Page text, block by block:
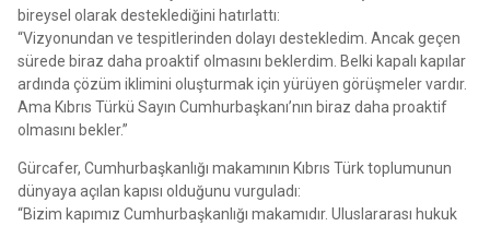
bireysel olarak desteklediğini hatırlattı:
“Vizyonundan ve tespitlerinden dolayı destekledim. Ancak geçen
sürede biraz daha proaktif olmasını beklerdim. Belki kapalı kapılar
ardında çözüm iklimini oluşturmak için yürüyen görüşmeler vardır.
Ama Kıbrıs Türkü Sayın Cumhurbaşkanı’nın biraz daha proaktif
olmasını bekler.”
Gürcafer, Cumhurbaşkanlığı makamının Kıbrıs Türk toplumunun
dünyaya açılan kapısı olduğunu vurguladı:
“Bizim kapımız Cumhurbaşkanlığı makamıdır. Uluslararası hukuk